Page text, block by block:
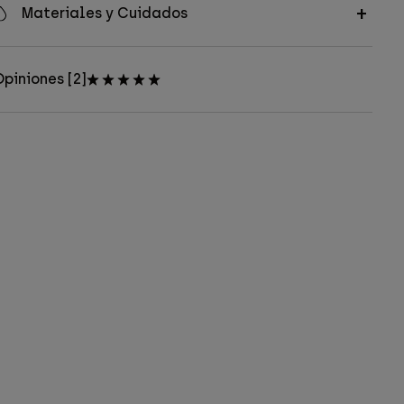
Materiales y Cuidados
[2]